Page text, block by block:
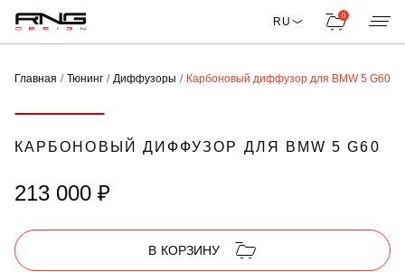
RU 0
Главная Тюнинг Диффузоры Карбоновый диффузор для BMW 5 G60
КАРБОНОВЫЙ ДИФФУЗОР ДЛЯ BMW 5 G60
213 000 ₽
В КОРЗИНУ